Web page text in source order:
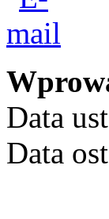
Data
Data